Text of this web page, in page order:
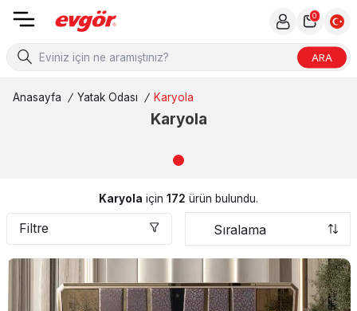
ARA
0
Anasayfa / Yatak Odası / Karyola
Karyola
Filtre
Karyola için 172 ürün bulundu.